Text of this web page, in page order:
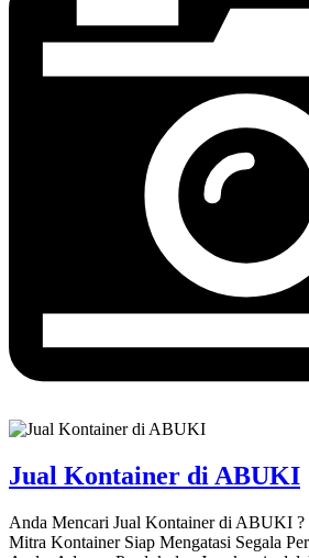
Jual Kontainer di ABUKI
Anda Mencari Jual Kontainer di ABUKI ?
Mitra Kontainer Siap Mengatasi Segala